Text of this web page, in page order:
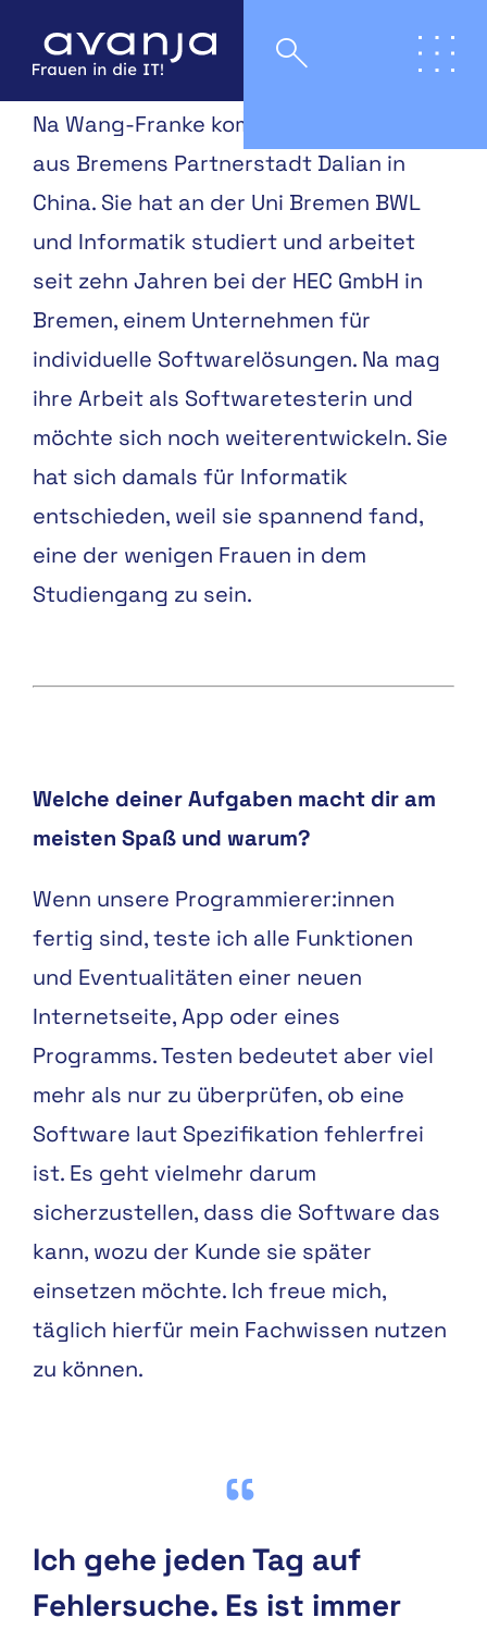
Na Wang-Franke kommt ursprünglich
aus Bremens Partnerstadt Dalian in
China. Sie hat an der Uni Bremen BWL
und Informatik studiert und arbeitet
seit zehn Jahren bei der HEC GmbH in
Bremen, einem Unternehmen für
individuelle Softwarelösungen. Na mag
ihre Arbeit als Softwaretesterin und
möchte sich noch weiterentwickeln. Sie
hat sich damals für Informatik
entschieden, weil sie spannend fand,
eine der wenigen Frauen in dem
Studiengang zu sein.
Welche deiner Aufgaben macht dir am
meisten Spaß und warum?
Wenn unsere Programmierer:innen
fertig sind, teste ich alle Funktionen
und Eventualitäten einer neuen
Internetseite, App oder eines
Programms. Testen bedeutet aber viel
mehr als nur zu überprüfen, ob eine
Software laut Spezifikation fehlerfrei
ist. Es geht vielmehr darum
sicherzustellen, dass die Software das
kann, wozu der Kunde sie später
einsetzen möchte. Ich freue mich,
täglich hierfür mein Fachwissen nutzen
zu können.
Ich gehe jeden Tag auf
Fehlersuche. Es ist immer